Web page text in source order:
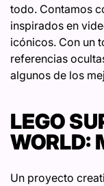
todo. Contamos
inspirados en
icónicos. Con un
referencias
algunos de los
LEGO
WORLD:
Un proyecto